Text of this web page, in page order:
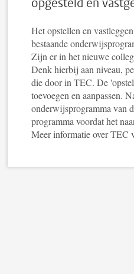
opgesteld en
Het opstellen en
bestaande
Zijn er in het nieuwe
Denk hierbij aan niveau,
die door in TEC. De
toevoegen en aanpassen.
onderwijsprogramma van
programma voordat het
Meer informatie over TEC